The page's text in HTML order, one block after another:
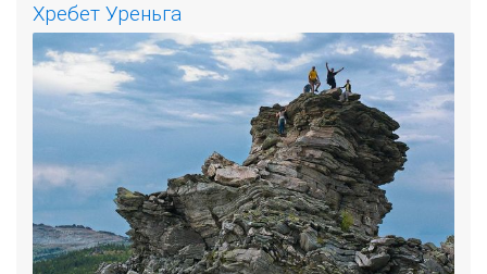
Хребет Уреньга